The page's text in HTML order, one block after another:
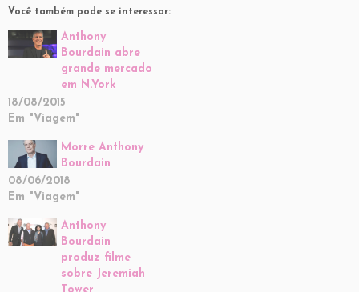
Você também pode se interessar:
Anthony
Bourdain abre
grande mercado
em N.York
18/08/2015
Em "Viagem"
Morre Anthony
Bourdain
08/06/2018
Em "Viagem"
Anthony
Bourdain
produz filme
sobre Jeremiah